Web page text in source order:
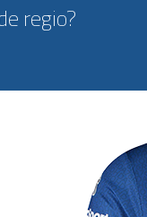
regio?